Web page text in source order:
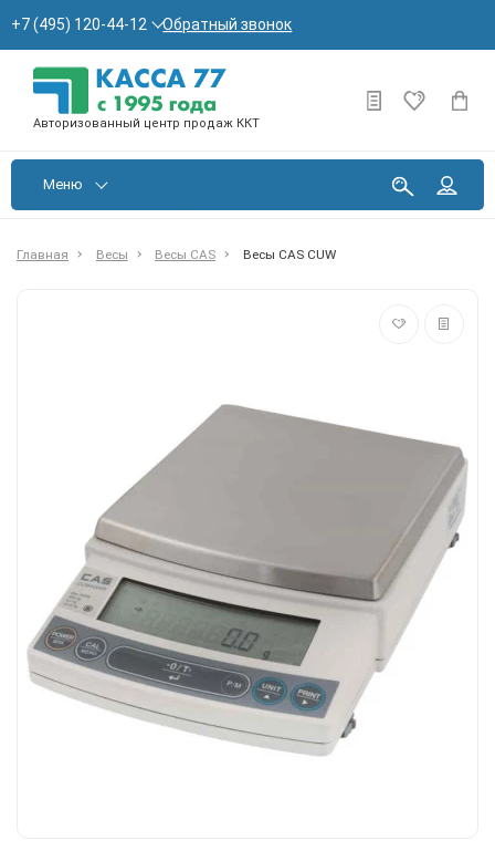
+7 (495) 120-44-12 Обратный звонок
Авторизованный центр продаж ККТ
Меню
Главная Весы Весы CAS Весы CAS CUW